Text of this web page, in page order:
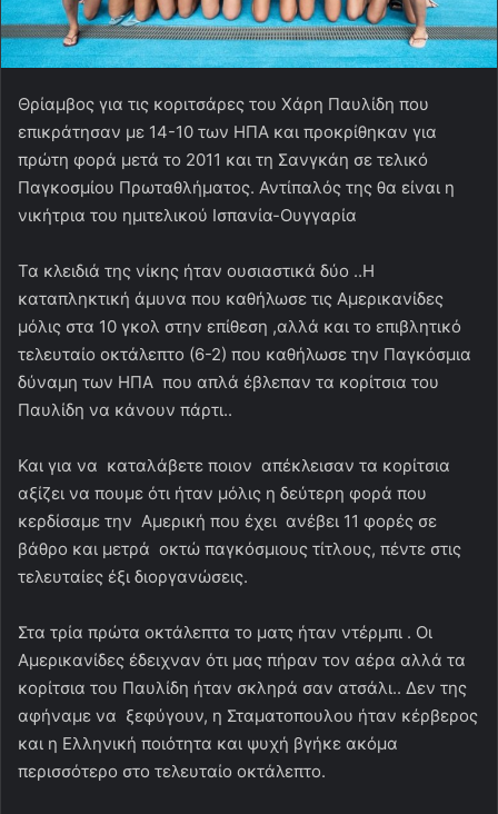
Θρίαμβος για τις κοριτσάρες του Χάρη Παυλίδη που
επικράτησαν με 14-10 των ΗΠΑ και προκρίθηκαν για
πρώτη φορά μετά το 2011 και τη Σανγκάη σε τελικό
Παγκοσμίου Πρωταθλήματος. Αντίπαλός της θα είναι η
νικήτρια του ημιτελικού Ισπανία-Ουγγαρία
Τα κλειδιά της νίκης ήταν ουσιαστικά δύο ..Η
καταπληκτική άμυνα που καθήλωσε τις Αμερικανίδες
μόλις στα 10 γκολ στην επίθεση ,αλλά και το επιβλητικό
τελευταίο οκτάλεπτο (6-2) που καθήλωσε την Παγκόσμια
δύναμη των ΗΠΑ που απλά έβλεπαν τα κορίτσια του
Παυλίδη να κάνουν πάρτι..
Και για να καταλάβετε ποιον απέκλεισαν τα κορίτσια
αξίζει να πουμε ότι ήταν μόλις η δεύτερη φορά που
κερδίσαμε την Αμερική που έχει ανέβει 11 φορές σε
βάθρο και μετρά οκτώ παγκόσμιους τίτλους, πέντε στις
τελευταίες έξι διοργανώσεις.
Στα τρία πρώτα οκτάλεπτα το ματς ήταν ντέρμπι . Οι
Αμερικανίδες έδειχναν ότι μας πήραν τον αέρα αλλά τα
κορίτσια του Παυλίδη ήταν σκληρά σαν ατσάλι.. Δεν της
αφήναμε να ξεφύγουν, η Σταματοπουλου ήταν κέρβερος
και η Ελληνική ποιότητα και ψυχή βγήκε ακόμα
περισσότερο στο τελευταίο οκτάλεπτο.